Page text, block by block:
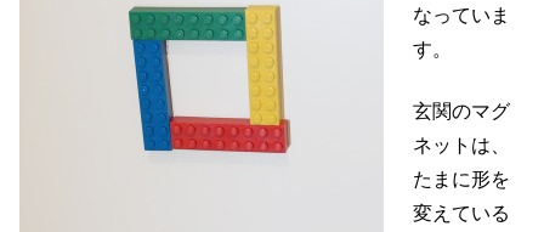
なっていま
す。
玄関のマグ
ネットは、
たまに形を
変えている